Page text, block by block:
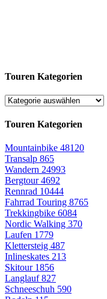
Touren Kategorien
Touren Kategorien
Mountainbike 48120
Transalp 865
Wandern 24993
Bergtour4692
Rennrad 10444
Fahrrad Touring 8765
Trekkingbike 6084
Nordic Walking 370
Laufen 1779
Klettersteig 487
Inlineskates 213
Skitour 1856
Langlauf827
Schneeschuh 590